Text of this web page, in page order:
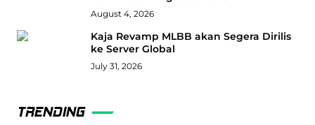
August 4, 2026
Kaja Revamp MLBB akan Segera Dirilis
ke Server Global
July 31, 2026
TRENDING